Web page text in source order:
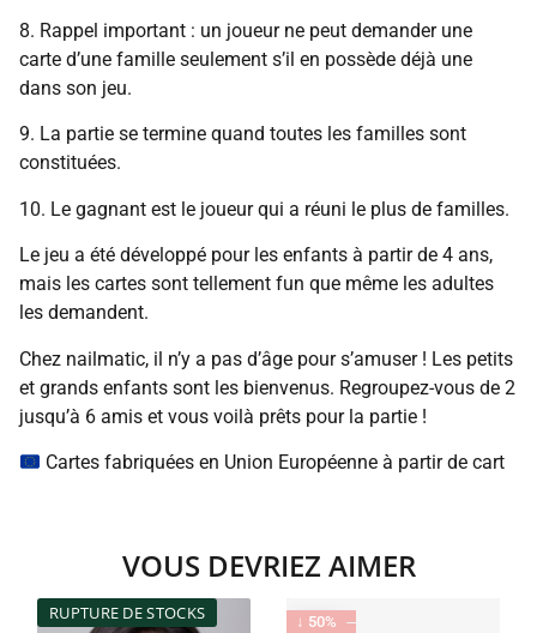
8. Rappel important : un joueur ne peut demander une
carte d’une famille seulement s’il en possède déjà une
dans son jeu.
9. La partie se termine quand toutes les familles sont
constituées.
10. Le gagnant est le joueur qui a réuni le plus de familles.
Le jeu a été développé pour les enfants à partir de 4 ans,
mais les cartes sont tellement fun que même les adultes
les demandent.
Chez nailmatic, il n’y a pas d’âge pour s’amuser ! Les petits
et grands enfants sont les bienvenus. Regroupez-vous de 2
jusqu’à 6 amis et vous voilà prêts pour la partie !
Cartes fabriquées en Union Européenne à partir de cart
VOUS DEVRIEZ AIMER
RUPTURE DE STOCKS ↓ 50%